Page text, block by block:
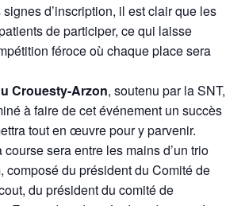
d’inscription, il est clair que les
de participer, ce qui laisse
féroce où chaque place sera
Crouesty-Arzon, soutenu par la SNT,
à faire de cet événement un succès
tout en œuvre pour y parvenir.
sera entre les mains d’un trio
composé du président du Comité de
du président du comité de